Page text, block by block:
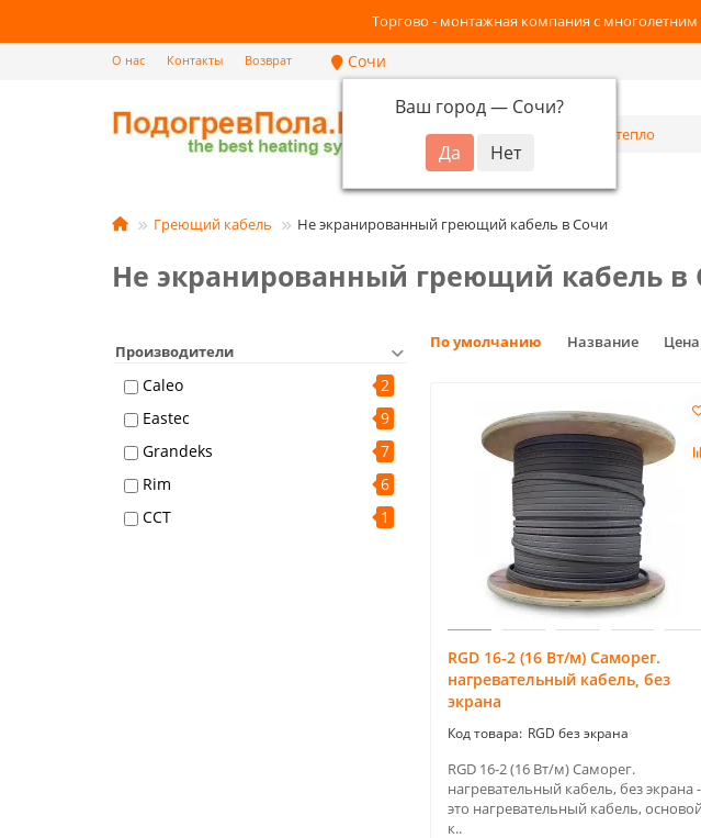
Торгово - монтажная компания с
О нас Контакты Возврат Сочи
Ваш город — Сочи?
Каталог
Греющий кабель Не экранированный греющий кабель в Сочи
Не экранированный греющий кабель в
Производители
Caleo
2
Eastec
9
Grandeks
7
Rim
6
ССТ
1
По умолчанию Название Цена
RGD 16-2 (16 Вт/м) Саморег.
нагревательный кабель, без
экрана
RGD без экрана
RGD 16-2 (16 Вт/м) Саморег.
нагревательный кабель, без экрана -
это нагревательный кабель, основой
к..